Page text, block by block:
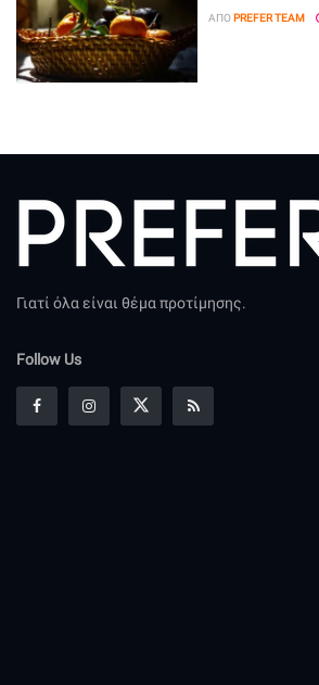
ΑΠΌ PREFER TEAM
Γιατί όλα είναι θέμα προτίμησης.
Follow Us